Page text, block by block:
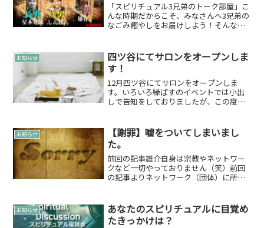
「スピリチュアル3兄弟のトーク部屋」こ
んな時期だからこそ、みなさんへ3兄弟の
なごみ癒やしをお届けしよう！そんな想
加費もお気持ち頂ければのスタンスでや
ります！みんなで...
お知らせ
四ツ谷にてサロンをオープンしま
す！
12月四ツ谷にてサロンをオープンしま
す。いろいろ縁ぱすのイベントでは小出
しで告知をしておりましたが、この度共
ン」です。可愛らしくて好きな名前で
す。スターリーは、「star...
お知らせ
【謝罪】嘘をついてしまいまし
た。
前回の記事雄介自身は宗教やネットワー
クなど一切やっておりません（笑）前回
の記事よりネットワーク（団体）に所属
ぐらいで…。総会が3月にあったことで顔
出しをしているので、「...
お知らせ
あなたのスピリチュアルに目覚め
たきっかけは？